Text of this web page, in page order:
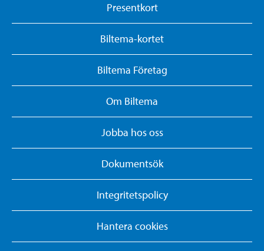
Presentkort
Biltema-kortet
Biltema Företag
Om Biltema
Jobba hos oss
Dokumentsök
Integritetspolicy
Hantera cookies